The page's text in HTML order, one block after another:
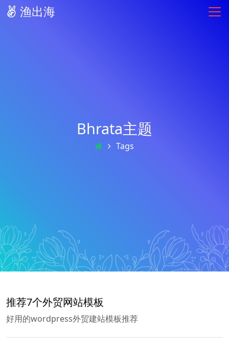
渔出海
Bhrata主题
Tags
推荐7个外贸网站模板
好用的wordpress外贸建站模板推荐